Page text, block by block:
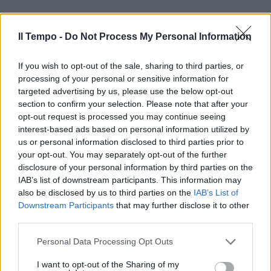
Il Tempo - Do Not Process My Personal Information
If you wish to opt-out of the sale, sharing to third parties, or
processing of your personal or sensitive information for
targeted advertising by us, please use the below opt-out
section to confirm your selection. Please note that after your
opt-out request is processed you may continue seeing
interest-based ads based on personal information utilized by
us or personal information disclosed to third parties prior to
your opt-out. You may separately opt-out of the further
disclosure of your personal information by third parties on the
IAB’s list of downstream participants. This information may
also be disclosed by us to third parties on the IAB’s List of
Downstream Participants that may further disclose it to other
Personal Data Processing Opt Outs
I want to opt-out of the Sharing of my